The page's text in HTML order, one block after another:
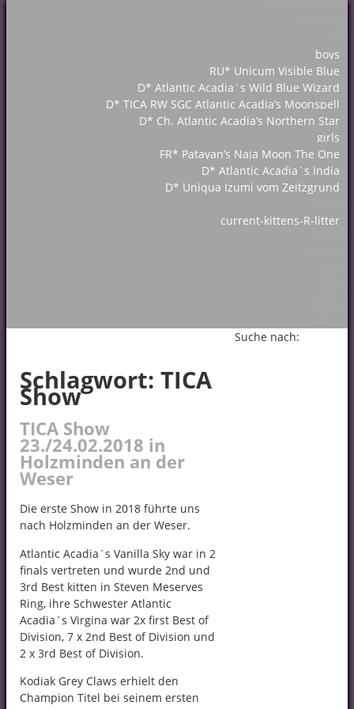
boys
RU* Unicum Visible Blue
D* Atlantic Acadia`s Wild Blue Wizard
D* TICA RW SGC Atlantic Acadia’s Moonspell
D* Ch. Atlantic Acadia’s Northern Star
girls
FR* Patayan’s Naja Moon The One
D* Atlantic Acadia`s India
D* Uniqua Izumi vom Zeitzgrund
current-kittens-R-litter
Schlagwort:TICA
Show
TICA Show
23./24.02.2018 in
Holzminden an der
Weser
Die erste Show in 2018 führte uns
nach Holzminden an der Weser.
Atlantic Acadia`s Vanilla Sky war in 2
finals vertreten und wurde 2nd und
3rd Best kitten in Steven Meserves
Ring, ihre Schwester Atlantic
Acadia`s Virgina war 2x first Best of
Division, 7 x 2nd Best of Division und
2 x 3rd Best of Division.
Kodiak Grey Claws erhielt den
Champion Titel bei seinem ersten
Suche nach: